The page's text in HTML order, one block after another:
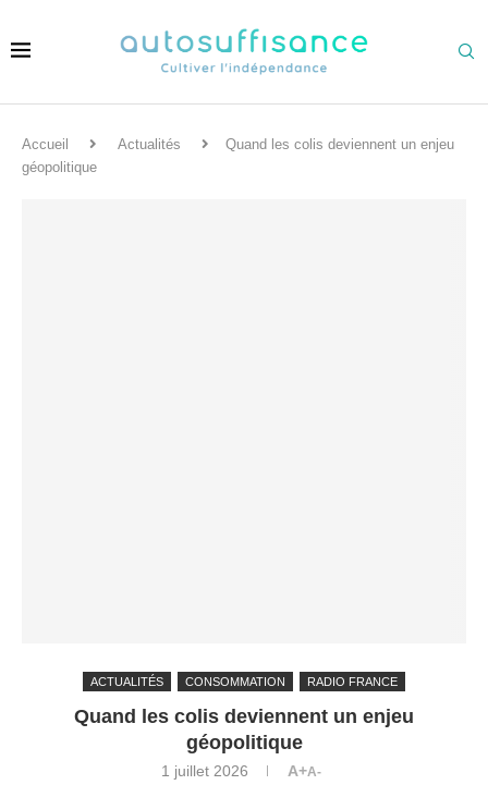
Accueil Actualités
Quand les colis deviennent un enjeu
géopolitique
ACTUALITÉS CONSOMMATION RADIO FRANCE
Quand les colis deviennent un enjeu
géopolitique
1 juillet 2026 A+A-